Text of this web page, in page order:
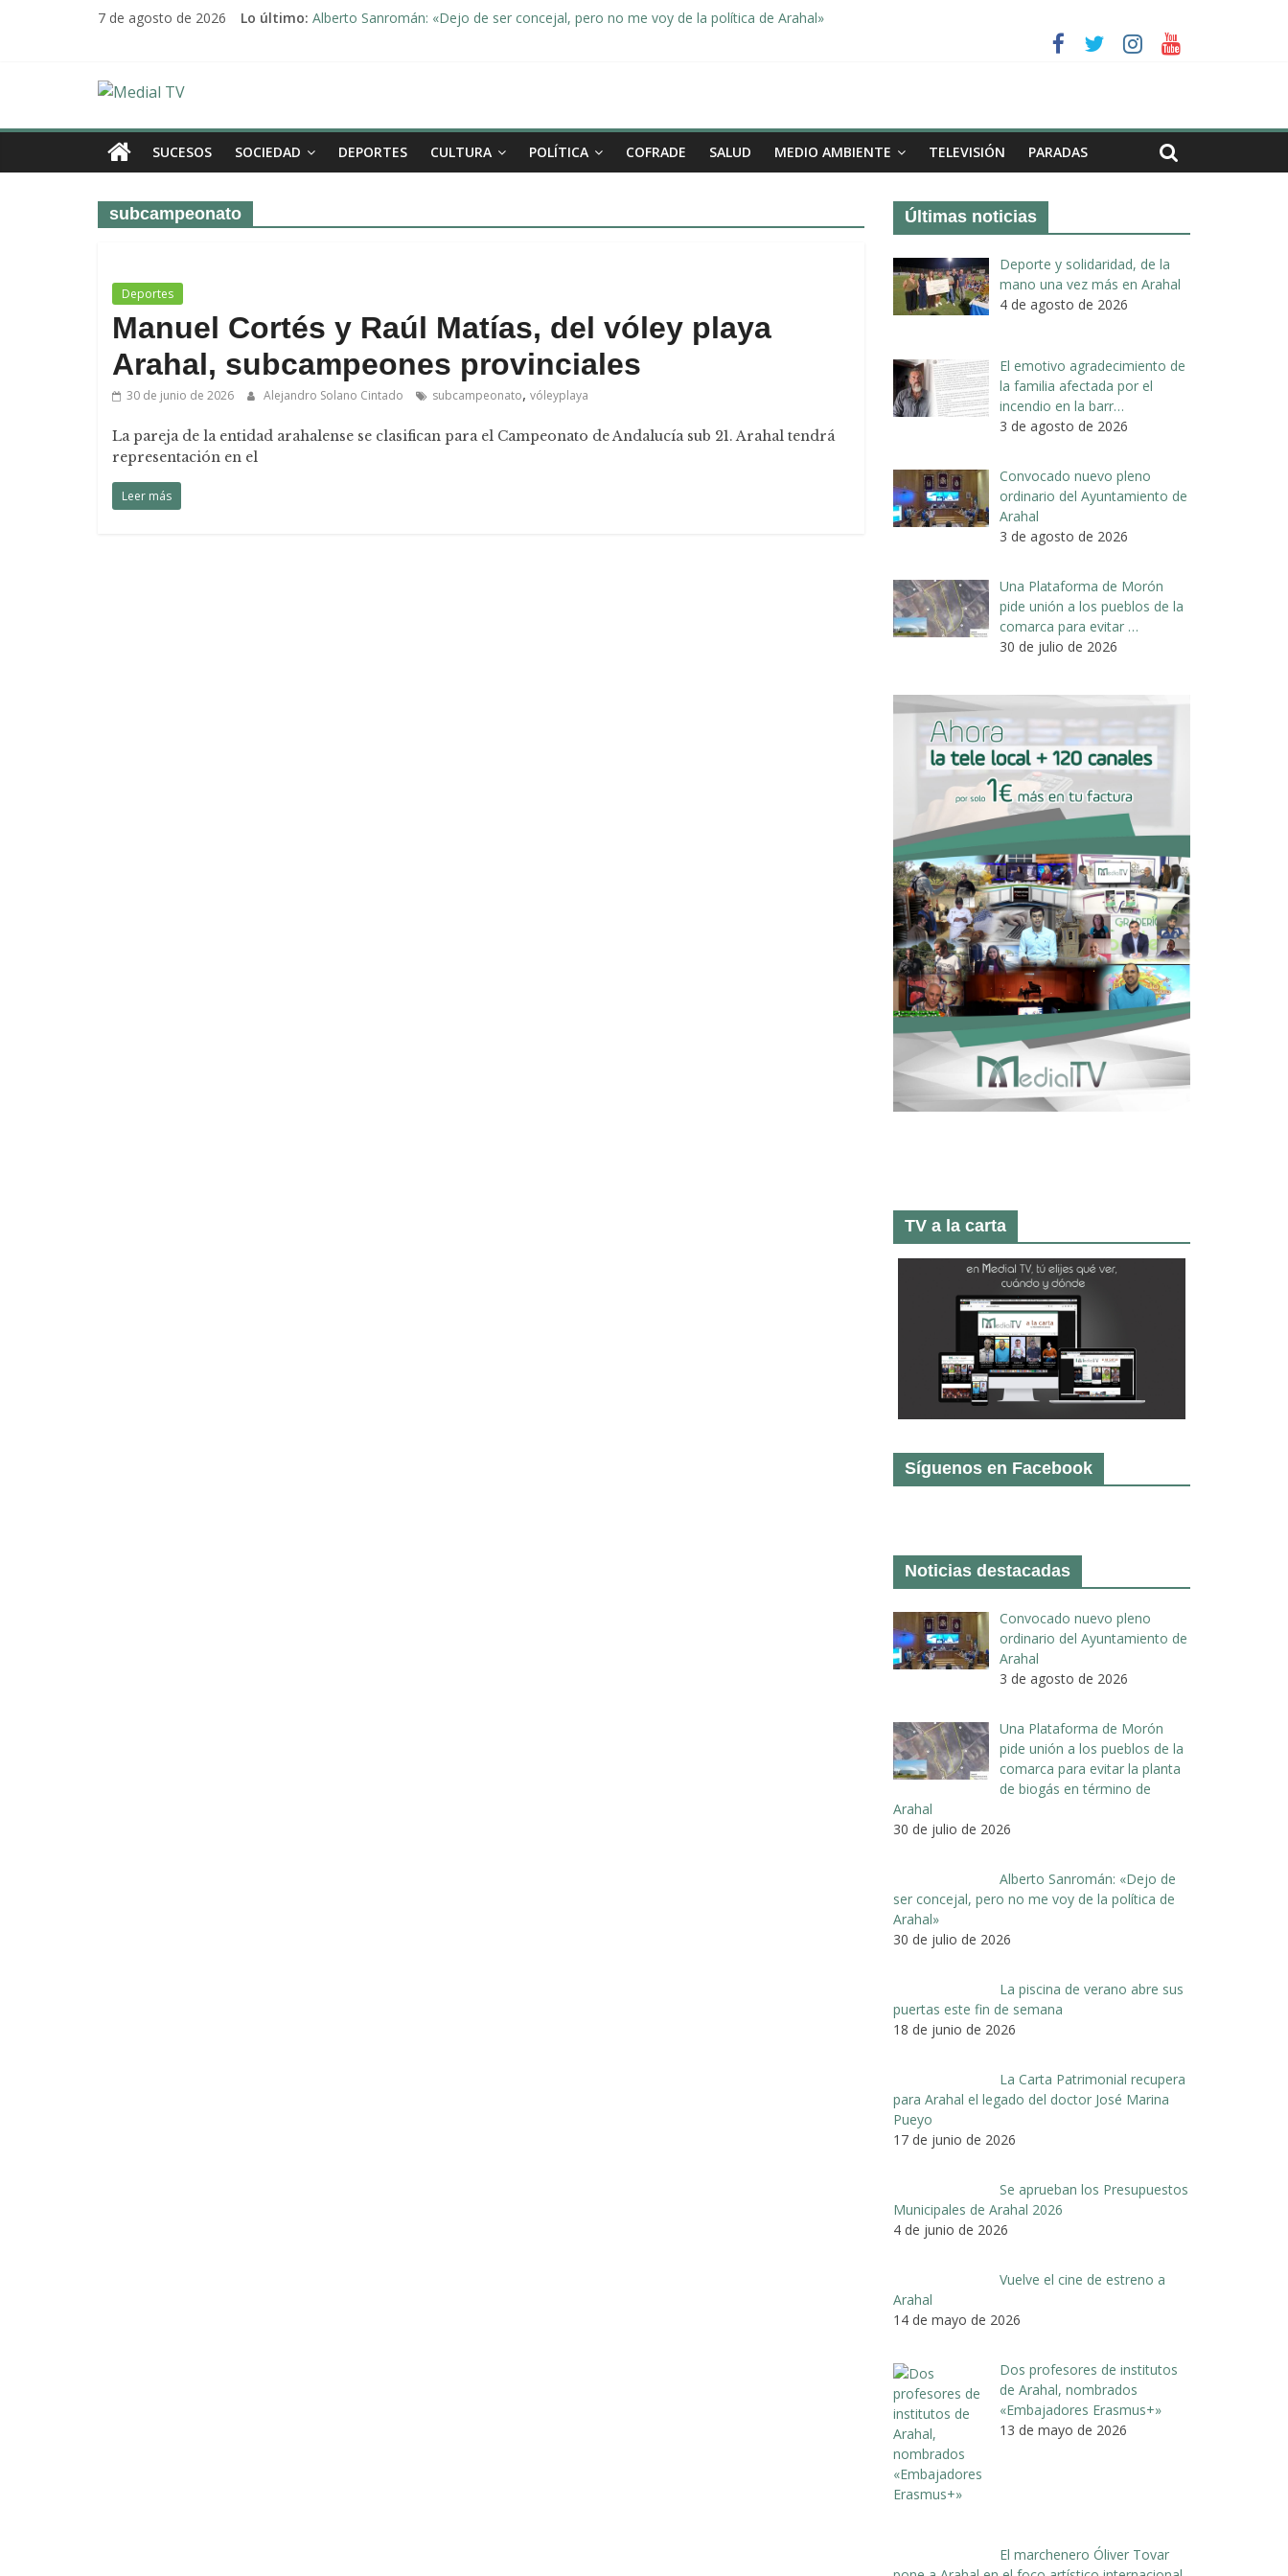
7 de agosto de 2026 Lo último: Alberto Sanromán: «Dejo de ser concejal, pero no me voy de la política de Arahal»
Medial
TV
El
diario
televisión
de
Arahal
SUCESOS SOCIEDAD DEPORTES CULTURA POLÍTICA COFRADE SALUD MEDIO AMBIENTE TELEVISIÓN PARADAS
subcampeonato
Deportes
Manuel Cortés y Raúl Matías, del vóley playa
Arahal, subcampeones provinciales
30 de junio de 2026 Alejandro Solano Cintado subcampeonato, vóleyplaya
La pareja de la entidad arahalense se clasifican para el Campeonato de Andalucía sub 21. Arahal tendrá
representación en el
Leer más
Últimas noticias
Deporte y solidaridad, de la
mano una vez más en Arahal
4 de agosto de 2026
El emotivo agradecimiento de
la familia afectada por el
incendio en la barr…
3 de agosto de 2026
Convocado nuevo pleno
ordinario del Ayuntamiento de
Arahal
3 de agosto de 2026
Una Plataforma de Morón
pide unión a los pueblos de la
comarca para evitar …
30 de julio de 2026
TV a la carta
Síguenos en Facebook
Noticias destacadas
Convocado nuevo pleno
ordinario del Ayuntamiento de
Arahal
3 de agosto de 2026
Una Plataforma de Morón
pide unión a los pueblos de la
comarca para evitar la planta
de biogás en término de
Arahal
30 de julio de 2026
Alberto Sanromán: «Dejo de
ser concejal, pero no me voy de la política de
Arahal»
30 de julio de 2026
La piscina de verano abre sus
puertas este fin de semana
18 de junio de 2026
La Carta Patrimonial recupera
para Arahal el legado del doctor José Marina
Pueyo
17 de junio de 2026
Se aprueban los Presupuestos
Municipales de Arahal 2026
4 de junio de 2026
Vuelve el cine de estreno a
Arahal
14 de mayo de 2026
Dos profesores de institutos
de Arahal, nombrados
«Embajadores Erasmus+»
13 de mayo de 2026
El marchenero Óliver Tovar